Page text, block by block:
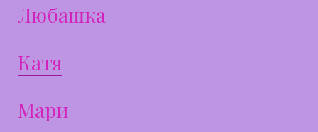
Любашка
Катя
Мари